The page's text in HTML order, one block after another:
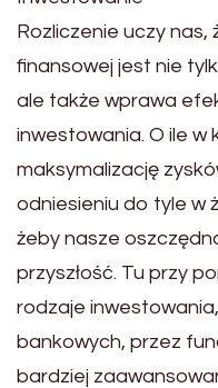
Rozliczenie uczy
finansowej jest nie
ale także wprawa
inwestowania. O ile w
maksymalizację
odniesieniu do tyle w
żeby nasze
przyszłość. Tu przy
rodzaje
bankowych, przez
bardziej